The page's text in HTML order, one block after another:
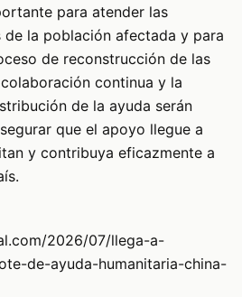
para atender las
de la población afectada y para
de reconstrucción de las
continua y la
de la ayuda serán
que el apoyo llegue a
y contribuya eficazmente a
2026/07/llega-a-
de-ayuda-humanitaria-china-